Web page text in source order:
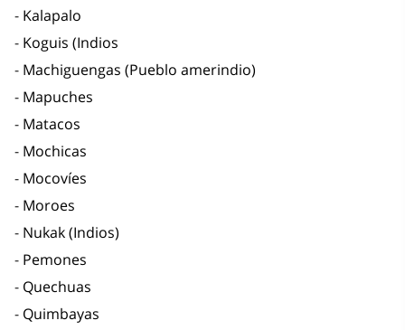
Kalapalo
Koguis (Indios
Machiguengas (Pueblo amerindio)
Mapuches
Matacos
Mochicas
Mocovíes
Moroes
Nukak (Indios)
Pemones
Quechuas
Quimbayas